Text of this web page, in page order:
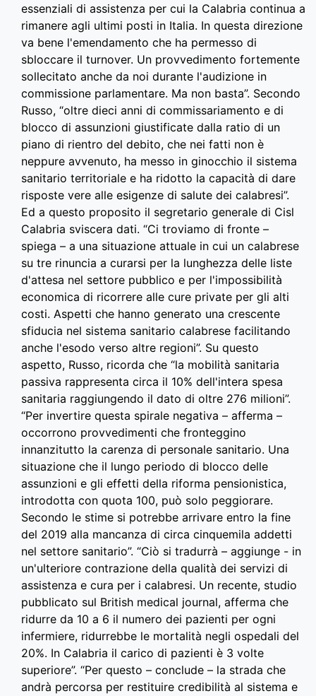
essenziali di assistenza per cui la Calabria continua a
rimanere agli ultimi posti in Italia. In questa direzione
va bene l'emendamento che ha permesso di
sbloccare il turnover. Un provvedimento fortemente
sollecitato anche da noi durante l'audizione in
commissione parlamentare. Ma non basta”. Secondo
Russo, “oltre dieci anni di commissariamento e di
blocco di assunzioni giustificate dalla ratio di un
piano di rientro del debito, che nei fatti non è
neppure avvenuto, ha messo in ginocchio il sistema
sanitario territoriale e ha ridotto la capacità di dare
risposte vere alle esigenze di salute dei calabresi”.
Ed a questo proposito il segretario generale di Cisl
Calabria sviscera dati. “Ci troviamo di fronte –
spiega – a una situazione attuale in cui un calabrese
su tre rinuncia a curarsi per la lunghezza delle liste
d'attesa nel settore pubblico e per l'impossibilità
economica di ricorrere alle cure private per gli alti
costi. Aspetti che hanno generato una crescente
sfiducia nel sistema sanitario calabrese facilitando
anche l'esodo verso altre regioni”. Su questo
aspetto, Russo, ricorda che “la mobilità sanitaria
passiva rappresenta circa il 10% dell'intera spesa
sanitaria raggiungendo il dato di oltre 276 milioni”.
“Per invertire questa spirale negativa – afferma –
occorrono provvedimenti che fronteggino
innanzitutto la carenza di personale sanitario. Una
situazione che il lungo periodo di blocco delle
assunzioni e gli effetti della riforma pensionistica,
introdotta con quota 100, può solo peggiorare.
Secondo le stime si potrebbe arrivare entro la fine
del 2019 alla mancanza di circa cinquemila addetti
nel settore sanitario”. “Ciò si tradurrà – aggiunge - in
un'ulteriore contrazione della qualità dei servizi di
assistenza e cura per i calabresi. Un recente, studio
pubblicato sul British medical journal, afferma che
ridurre da 10 a 6 il numero dei pazienti per ogni
infermiere, ridurrebbe le mortalità negli ospedali del
20%. In Calabria il carico di pazienti è 3 volte
superiore”. “Per questo – conclude – la strada che
andrà percorsa per restituire credibilità al sistema e